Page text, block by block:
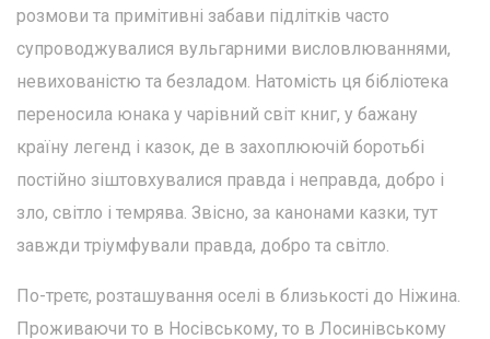
розмови та примітивні забави підлітків часто
супроводжувалися вульгарними висловлюваннями,
невихованістю та безладом. Натомість ця бібліотека
переносила юнака у чарівний світ книг, у бажану
країну легенд і казок, де в захоплюючій боротьбі
постійно зіштовхувалися правда і неправда, добро і
зло, світло і темрява. Звісно, за канонами казки, тут
завжди тріумфували правда, добро та світло.
По-третє, розташування оселі в близькості до Ніжина.
Проживаючи то в Носівському, то в Лосинівському